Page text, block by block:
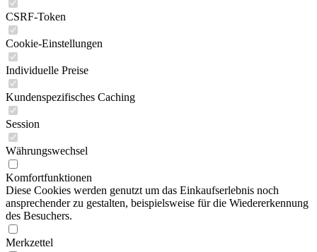
CSRF-Token
Cookie-Einstellungen
Individuelle Preise
Kundenspezifisches Caching
Session
Währungswechsel
Komfortfunktionen
Diese Cookies werden genutzt um das Einkaufserlebnis noch
ansprechender zu gestalten, beispielsweise für die Wiedererkennung
des Besuchers.
Merkzettel